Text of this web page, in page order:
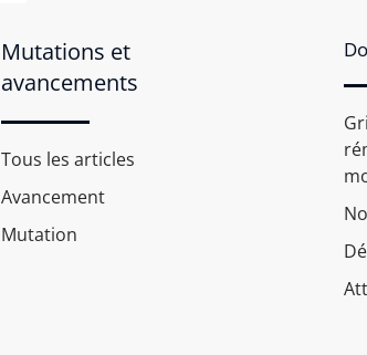
Mutations et
avancements
Tous les articles
Avancement
Mutation